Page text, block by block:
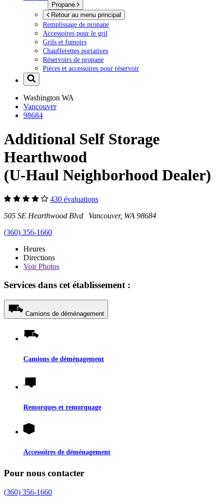
Propane
Retour au menu principal
Remplissage de propane
Accessoires pour le gril
Grils et fumoirs
Chaufferettes portatives
Réservoirs de propane
Pièces et accessoires pour réservoir
Washington WA
Vancouver
98684
Additional Self Storage
Hearthwood
(U-Haul Neighborhood Dealer)
430 évaluations
505 SE Hearthwood Blvd Vancouver, WA 98684
(360) 356-1660
Heures
Directions
VoirPhotos
Services dans cet établissement :
Camions de déménagement
Camions de déménagement
Remorques et remorquage
Accessoires de déménagement
Pour nous contacter
(360) 356-1660